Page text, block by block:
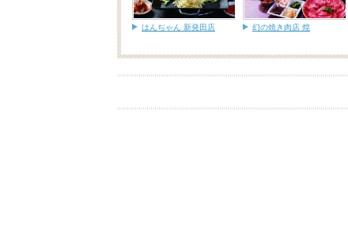
はんぢゃん 新発田店 幻の焼き肉店 煌